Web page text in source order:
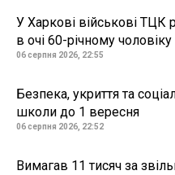
У Харкові військові ТЦК
в очі 60-річному чоловіку
06 серпня 2026, 22:55
Безпека, укриття та
школи до 1 вересня
06 серпня 2026, 22:52
Вимагав 11 тисяч за